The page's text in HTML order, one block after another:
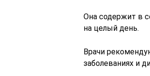
Она содержит в
на целый день.
Врачи
заболеваниях и